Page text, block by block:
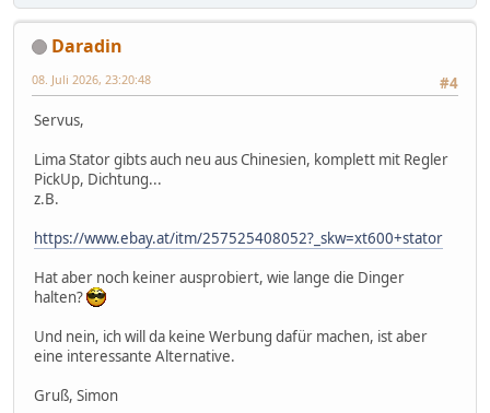
Daradin
#4
08. Juli 2026, 23:20:48
Servus,
Lima Stator gibts auch neu aus Chinesien, komplett mit Regler
PickUp, Dichtung...
z.B.
https://www.ebay.at/itm/257525408052?_skw=xt600+stator
Hat aber noch keiner ausprobiert, wie lange die Dinger
halten?
Und nein, ich will da keine Werbung dafür machen, ist aber
eine interessante Alternative.
Gruß, Simon